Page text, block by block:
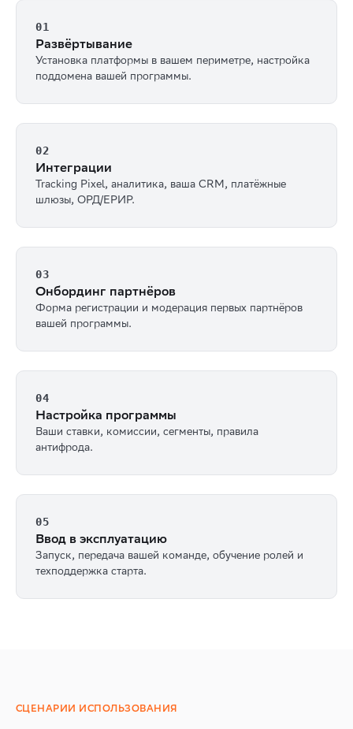
01
Развёртывание
Установка платформы в вашем периметре, настройка
поддомена вашей программы.
02
Интеграции
Tracking Pixel, аналитика, ваша CRM, платёжные
шлюзы, ОРД/ЕРИР.
03
Онбординг партнёров
Форма регистрации и модерация первых партнёров
вашей программы.
04
Настройка программы
Ваши ставки, комиссии, сегменты, правила
антифрода.
05
Ввод в эксплуатацию
Запуск, передача вашей команде, обучение ролей и
техподдержка старта.
СЦЕНАРИИ ИСПОЛЬЗОВАНИЯ